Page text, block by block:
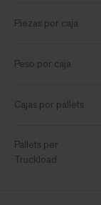
Piezas por caja
Peso por caja
Cajas por pallets
Pallets per
Truckload